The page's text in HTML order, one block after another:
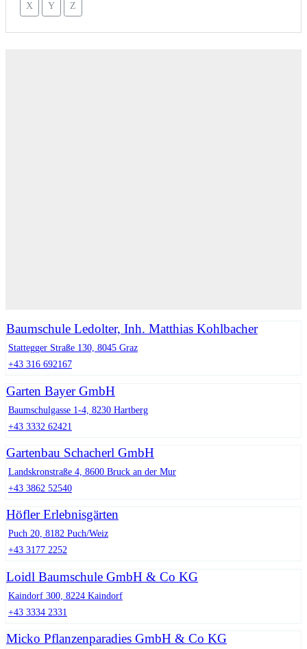
X Y Z
Baumschule Ledolter, Inh. Matthias Kohlbacher
Stattegger Straße 130, 8045 Graz
+43 316 692167
Garten Bayer GmbH
Baumschulgasse 1-4, 8230 Hartberg
+43 3332 62421
Gartenbau Schacherl GmbH
Landskronstraße 4, 8600 Bruck an der Mur
+43 3862 52540
Höfler Erlebnisgärten
Puch 20, 8182 Puch/Weiz
+43 3177 2252
Loidl Baumschule GmbH & Co KG
Kaindorf 300, 8224 Kaindorf
+43 3334 2331
Micko Pflanzenparadies GmbH & Co KG